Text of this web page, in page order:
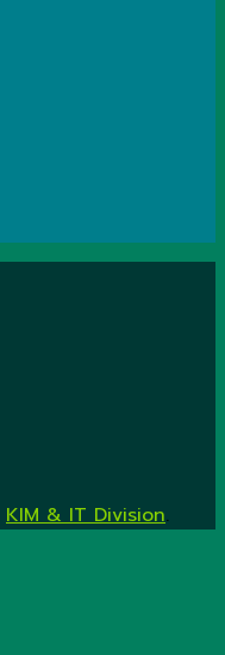
KIM & IT Division.